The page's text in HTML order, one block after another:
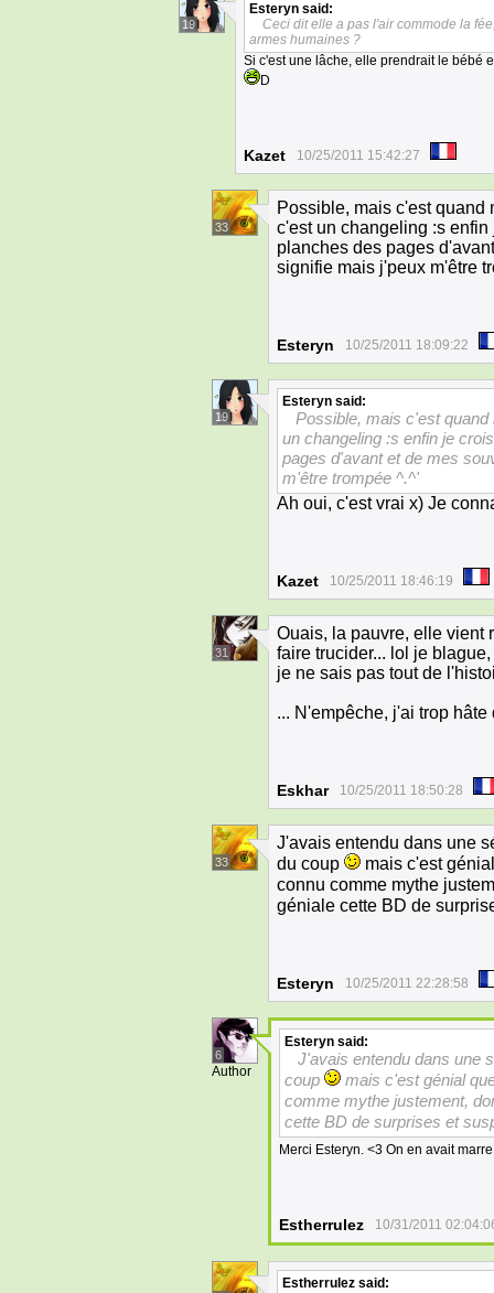
19
Esteryn said:
Ceci dit elle a pas l'air commode la
armes humaines ?
Si c'est une lâche, elle prendrait le bébé
D
Kazet 10/25/2011 15:42:27
33
Possible, mais c'est quand
c'est un changeling :s
planches des pages
signifie mais j'peux m'être
Esteryn 10/25/2011 18:09:22
19
Esteryn said:
Possible, mais c'est
un changeling :s enfin je
pages d'avant et de mes
m'être trompée ^.^'
Ah oui, c'est vrai x) Je
Kazet 10/25/2011 18:46:19
31
Ouais, la pauvre, elle vient
faire trucider... lol je
je ne sais pas tout de
... N'empêche, j'ai trop
Eskhar 10/25/2011 18:50:28
33
J'avais entendu dans une
du coup
mais c'est
connu comme mythe
géniale cette BD de
Esteryn 10/25/2011 22:28:58
6
Author
Esteryn said:
J'avais entendu dans une
coup
mais c'est génial
comme mythe justement,
cette BD de surprises et
Merci Esteryn. <3 On en avait
Estherrulez 10/31/2011
Estherrulez said: